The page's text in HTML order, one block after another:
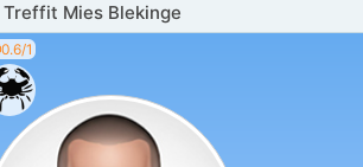
Treffit Mies Blekinge
0.6/1